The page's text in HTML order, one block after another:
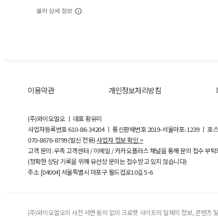
셀러 상세 정보
이용약관 개인정보처리방침
(주)와이오엘오 ㅣ 대표 황유미
사업자등록번호610-86-34204ㅣ 통신판매번호 2019-서울마포-1239 ㅣ 호
070-8676-8799 (발신 전용) 사업자 정보 확인 >
고객 문의: 우측 고객센터 / 이메일 / 카카오플러스 채널을 통해 문의 접수 부
(정확한 상담 기록을 위해 유선상 문의는 접수받고 있지 않습니다)
주소 [04004] 서울특별시 마포구 월드컵로10길5-6
(주)와이오엘오의 사전 서면 동의 없이 크로켓 사이트의 일체의 정보, 콘텐츠